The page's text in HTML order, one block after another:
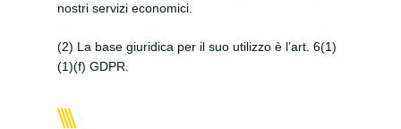
nostri servizi economici.
(2) La base giuridica per il suo utilizzo è l’art. 6(1)
(1)(f) GDPR.